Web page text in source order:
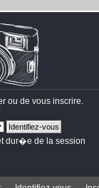
ou de vous inscrire
dur�e de la session